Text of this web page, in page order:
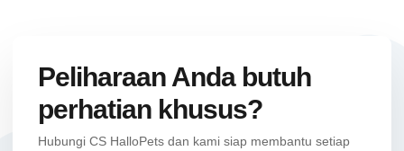
Peliharaan Anda butuh
perhatian khusus?
Hubungi CS HalloPets dan kami siap membantu setiap